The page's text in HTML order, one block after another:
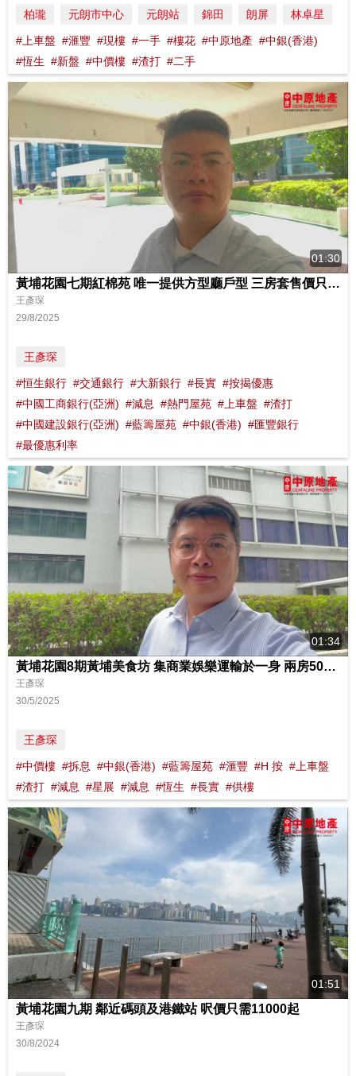
柏瓏 元朗市中心 元朗站 錦田 朗屏 林卓星
#上車盤 #滙豐 #現樓 #一手 #樓花 #中原地產 #中銀(香港)
#恆生 #新盤 #中價樓 #渣打 #二手
01:30
黃埔花園七期紅棉苑 唯一提供方型廳戶型 三房套售價只需1000萬起
王彥琛
29/8/2025
王彥琛
#恒生銀行 #交通銀行 #大新銀行 #長實 #按揭優惠
#中國工商銀行(亞洲) #減息 #熱門屋苑 #上車盤 #渣打
#中國建設銀行(亞洲) #藍籌屋苑 #中銀(香港) #匯豐銀行
#最優惠利率
01:34
黃埔花園8期黃埔美食坊 集商業娛樂運輸於一身 兩房500萬起三房800萬起
王彥琛
30/5/2025
王彥琛
#中價樓 #拆息 #中銀(香港) #藍籌屋苑 #滙豐 #H 按 #上車盤
#渣打 #減息 #星展 #減息 #恆生 #長實 #供樓
01:51
黃埔花園九期 鄰近碼頭及港鐵站 呎價只需11000起
王彥琛
30/8/2024